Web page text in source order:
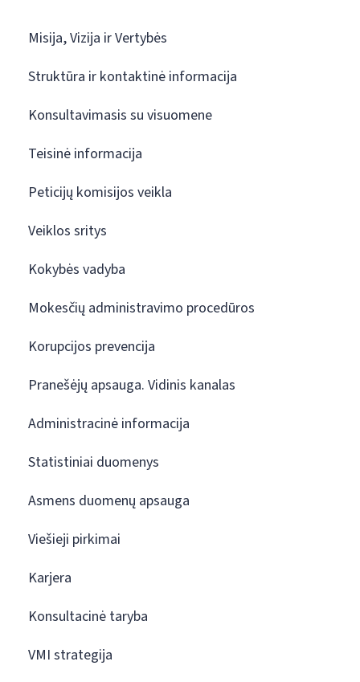
Misija, Vizija ir Vertybės
Struktūra ir kontaktinė informacija
Konsultavimasis su visuomene
Teisinė informacija
Peticijų komisijos veikla
Veiklos sritys
Kokybės vadyba
Mokesčių administravimo procedūros
Korupcijos prevencija
Pranešėjų apsauga. Vidinis kanalas
Administracinė informacija
Statistiniai duomenys
Asmens duomenų apsauga
Viešieji pirkimai
Karjera
Konsultacinė taryba
VMI strategija